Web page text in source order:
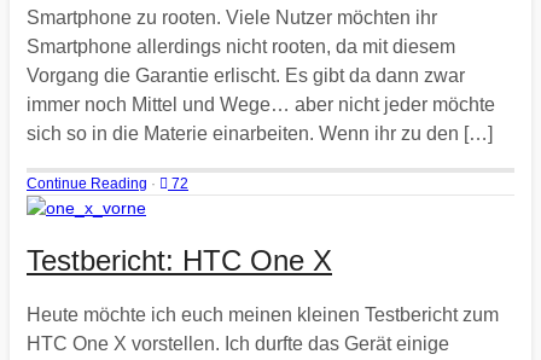
Smartphone zu rooten. Viele Nutzer möchten ihr
Smartphone allerdings nicht rooten, da mit diesem
Vorgang die Garantie erlischt. Es gibt da dann zwar
immer noch Mittel und Wege… aber nicht jeder möchte
sich so in die Materie einarbeiten. Wenn ihr zu den […]
Continue Reading · 72
Testbericht: HTC One X
Heute möchte ich euch meinen kleinen Testbericht zum
HTC One X vorstellen. Ich durfte das Gerät einige